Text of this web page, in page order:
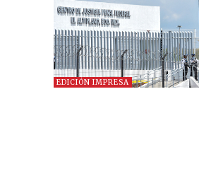
EDICIÓN IMPRESA